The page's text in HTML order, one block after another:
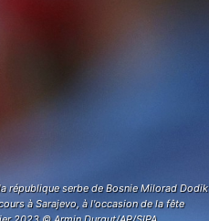
république serbe de Bosnie Milorad Dodik
à Sarajevo, à l'occasion de la fête